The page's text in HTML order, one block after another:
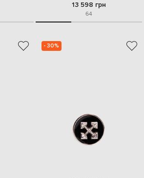
13 598 грн
64
- 30%